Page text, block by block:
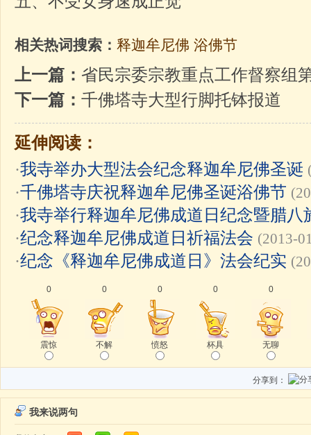
相关热词搜索： 释迦牟尼佛 浴佛节
上一篇： 省民宗委宗教重点工作督察组
下一篇： 千佛塔寺大型行脚托钵报道
延伸阅读：
·我寺举办大型法会纪念释迦牟尼佛圣诞
·千佛塔寺庆祝释迦牟尼佛圣诞浴佛节
·我寺举行释迦牟尼佛成道日纪念暨腊八
·纪念释迦牟尼佛成道日祈福法会 (2013-
·纪念《释迦牟尼佛成道日》法会纪实
0
震惊
0
不解
0
愤怒
0
杯具
0
无聊
分享到：